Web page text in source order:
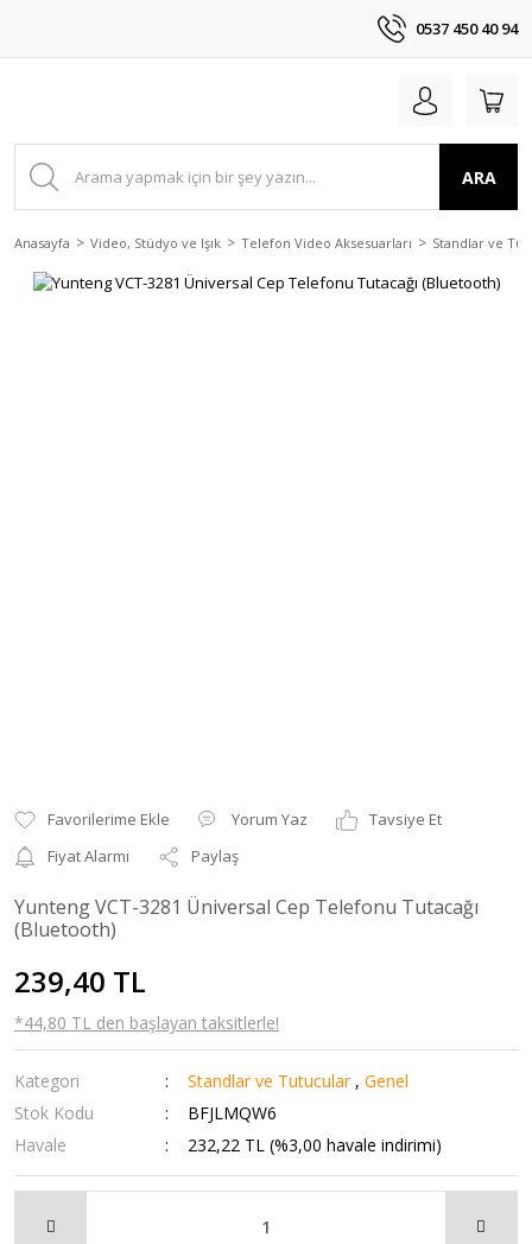
0537 450 40 94
ARA
Anasayfa Video, Stüdyo ve Işık Telefon Video Aksesuarları Standlar ve
Yorum Yaz
Tavsiye Et
Fiyat Alarmı
Paylaş
Yunteng VCT-3281 Üniversal Cep Telefonu Tutacağı
(Bluetooth)
239,40 TL
*44,80 TL den başlayan taksitlerle!
Kategori Standlar ve Tutucular ,Genel
Stok Kodu
BFJLMQW6
Havale
232,22 TL (%3,00 havale indirimi)